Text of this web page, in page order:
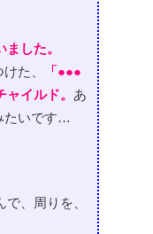
した。
た、
「●●●
イルド。 あ
たいです…
、
周りを、